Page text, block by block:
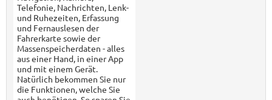
Telefonie, Nachrichten, Lenk-
und Ruhezeiten, Erfassung
und Fernauslesen der
Fahrerkarte sowie der
Massenspeicherdaten - alles
aus einer Hand, in einer App
und mit einem Gerät.
Natürlich bekommen Sie nur
die Funktionen, welche Sie